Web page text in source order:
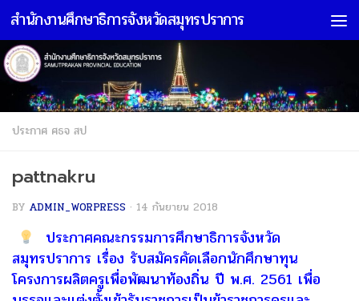
Skip to content
สำนักงานศึกษาธิการจังหวัดสมุทรปราการ
ประกาศ ศธจ สป
pattnakru
BY ADMIN_WORPRESS · 14 กันยายน 2018
ประกาศคณะกรรมการศึกษาธิการจังหวัด
สมุทรปราการ เรื่อง รับสมัครคัดเลือกนักศึกษาทุน
โครงการผลิตครูเพื่อพัฒนาท้องถิ่น ปี พ.ศ. 2561 เพื่อ